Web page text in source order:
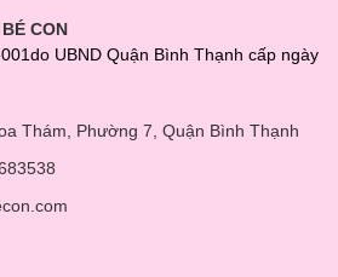
CON
UBND Quận Bình Thạnh cấp ngày
Thám, Phường 7, Quận Bình Thạnh